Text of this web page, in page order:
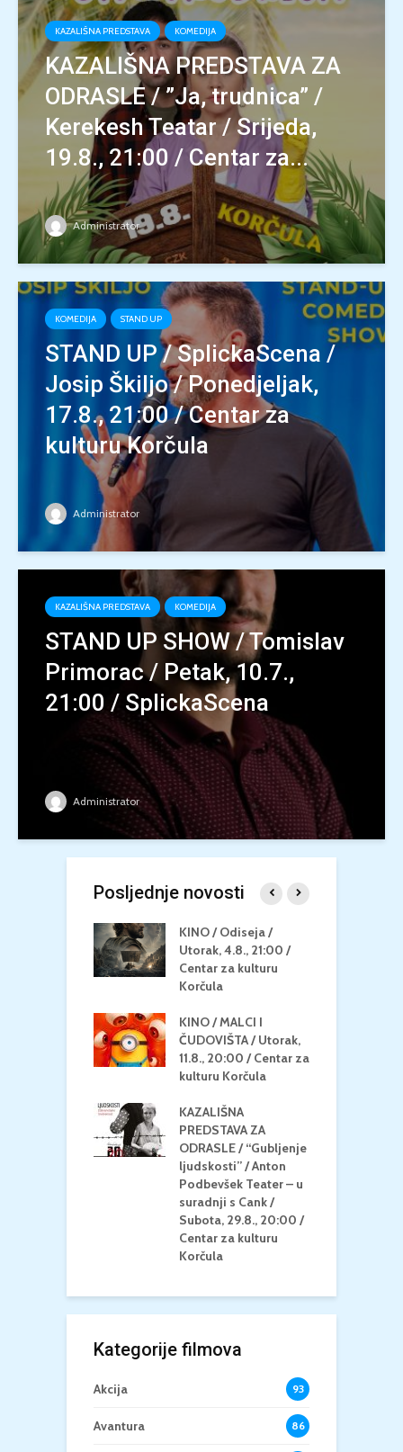
KAZALIŠNA PREDSTAVA KOMEDIJA
KAZALIŠNA PREDSTAVA ZA
ODRASLE / ”Ja, trudnica” /
Kerekesh Teatar / Srijeda,
19.8., 21:00 / Centar za...
Administrator
KOMEDIJA STAND UP
STAND UP / SplickaScena /
Josip Škiljo / Ponedjeljak,
17.8., 21:00 / Centar za
kulturu Korčula
Administrator
KAZALIŠNA PREDSTAVA KOMEDIJA
STAND UP SHOW / Tomislav
Primorac / Petak, 10.7.,
21:00 / SplickaScena
Administrator
Posljednje novosti
KINO / Odiseja /
Utorak, 4.8., 21:00 /
Centar za kulturu
Korčula
KINO / MALCI I
ČUDOVIŠTA / Utorak,
11.8., 20:00 / Centar za
kulturu Korčula
KAZALIŠNA
PREDSTAVA ZA
ODRASLE / “Gubljenje
ljudskosti” / Anton
Podbevšek Teater – u
suradnji s Cank /
Subota, 29.8., 20:00 /
Centar za kulturu
Korčula
Kategorije filmova
Akcija 93
Avantura 86